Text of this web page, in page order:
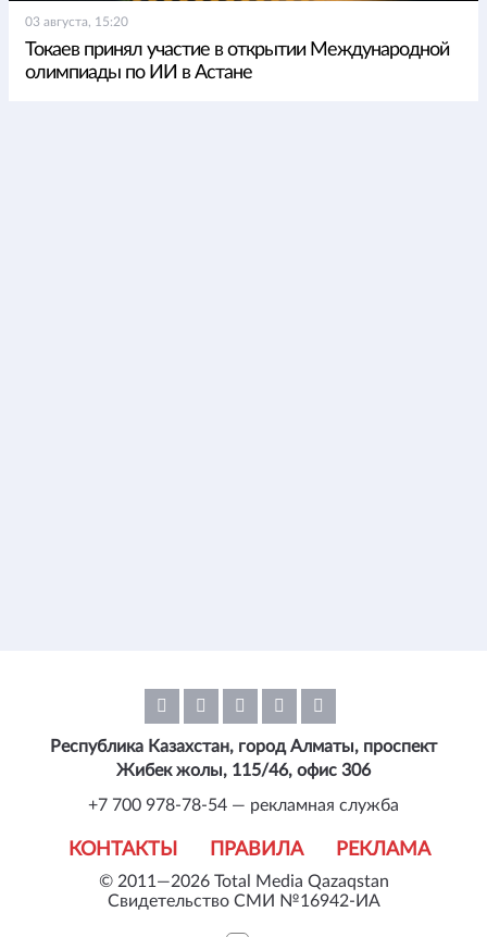
03 августа, 15:20
Токаев принял участие в открытии Международной
олимпиады по ИИ в Астане
© 2011—2026 Total Media Qazaqstan
Свидетельство СМИ №16942-ИА
КОНТАКТЫ ПРАВИЛА РЕКЛАМА
Республика Казахстан, город Алматы, проспект
Жибек жолы, 115/46, офис 306
+7 700 978-78-54 — рекламная служба